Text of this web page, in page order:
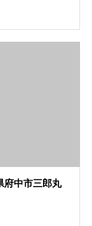
府中市三郎丸